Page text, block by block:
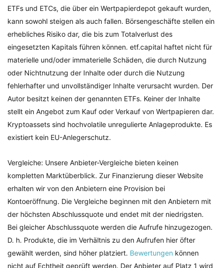
ETFs und ETCs, die über ein Wertpapierdepot gekauft wurden,
kann sowohl steigen als auch fallen. Börsengeschäfte stellen ein
erhebliches Risiko dar, die bis zum Totalverlust des
eingesetzten Kapitals führen können. etf.capital haftet nicht für
materielle und/oder immaterielle Schäden, die durch Nutzung
oder Nichtnutzung der Inhalte oder durch die Nutzung
fehlerhafter und unvollständiger Inhalte verursacht wurden. Der
Autor besitzt keinen der genannten ETFs. Keiner der Inhalte
stellt ein Angebot zum Kauf oder Verkauf von Wertpapieren dar.
Kryptoassets sind hochvolatile unregulierte Anlageprodukte. Es
existiert kein EU-Anlegerschutz.
Vergleiche: Unsere Anbieter-Vergleiche bieten keinen
kompletten Marktüberblick. Zur Finanzierung dieser Website
erhalten wir von den Anbietern eine Provision bei
Kontoeröffnung. Die Vergleiche beginnen mit den Anbietern mit
der höchsten Abschlussquote und endet mit der niedrigsten.
Bei gleicher Abschlussquote werden die Aufrufe hinzugezogen.
D. h. Produkte, die im Verhältnis zu den Aufrufen hier öfter
gewählt werden, sind höher platziert. Bewertungen können
nicht auf Echtheit geprüft werden. Der Anbieter auf Platz 1 wird